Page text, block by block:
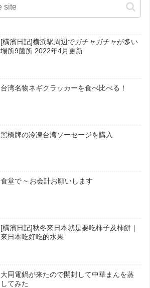
[橫濱日記]横浜駅周辺でガチャガチャが多い
場所9箇所 2022年4月更新
台湾名物ネギクラッカーを食べ比べる！
黑橋牌の冷凍台湾ソーセージを購入
食堂で ~ お会計お願いします
[橫濱日記]秋冬來日本就是要吃柿子及柿餅｜
來日本吃好吃的水果
大同電鍋が来たので開封して中華まんを蒸
してみた